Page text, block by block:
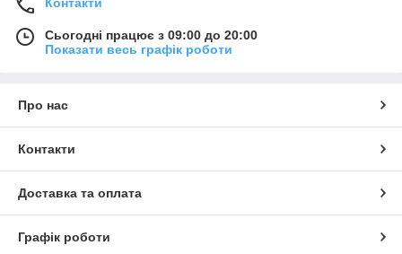
Сьогодні працює з 09:00 до 20:00
Показати весь графік роботи
Про нас
Контакти
Доставка та оплата
Графік роботи